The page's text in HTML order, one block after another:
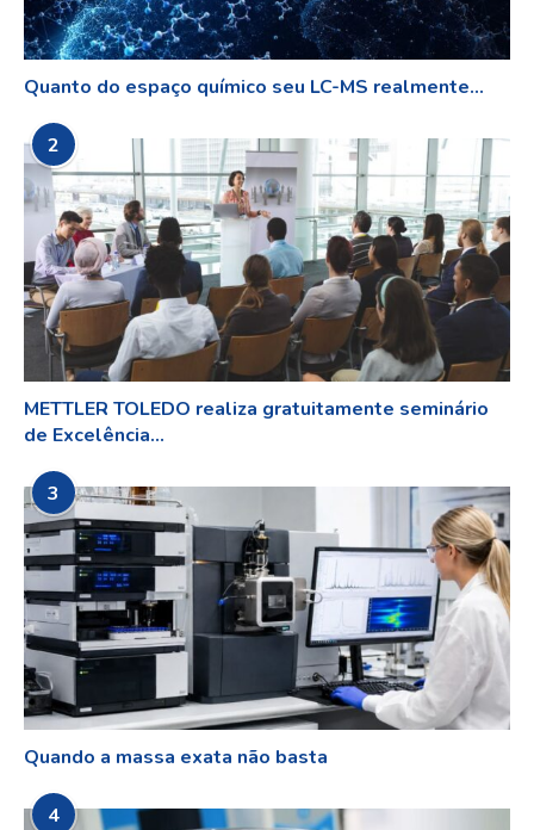
Quanto do espaço químico seu LC-MS realmente...
2
METTLER TOLEDO realiza gratuitamente seminário
de Excelência...
3
Quando a massa exata não basta
4